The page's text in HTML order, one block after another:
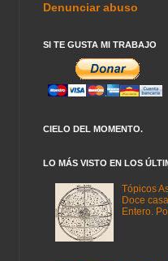
Denunciar abuso
SI TE GUSTA MI TRABAJO
CIELO DEL MOMENTO.
LO MÁS VISTO EN LOS
Tópicos
Doce
Entero.